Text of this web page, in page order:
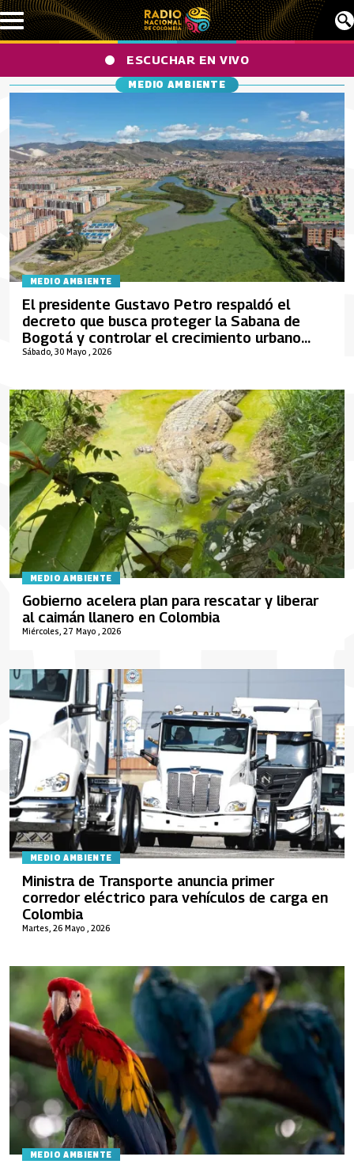
Pasar al contenido principal
ESCUCHAR EN VIVO
MEDIO AMBIENTE
MEDIO AMBIENTE
Sábado, 30 Mayo , 2026
El presidente Gustavo Petro respaldó el
decreto que busca proteger la Sabana de
Bogotá y controlar el crecimiento urbano
desordenado
MEDIO AMBIENTE
Miércoles, 27 Mayo , 2026
Gobierno acelera plan para rescatar y liberar
al caimán llanero en Colombia
MEDIO AMBIENTE
Martes, 26 Mayo , 2026
Ministra de Transporte anuncia primer
corredor eléctrico para vehículos de carga en
Colombia
MEDIO AMBIENTE